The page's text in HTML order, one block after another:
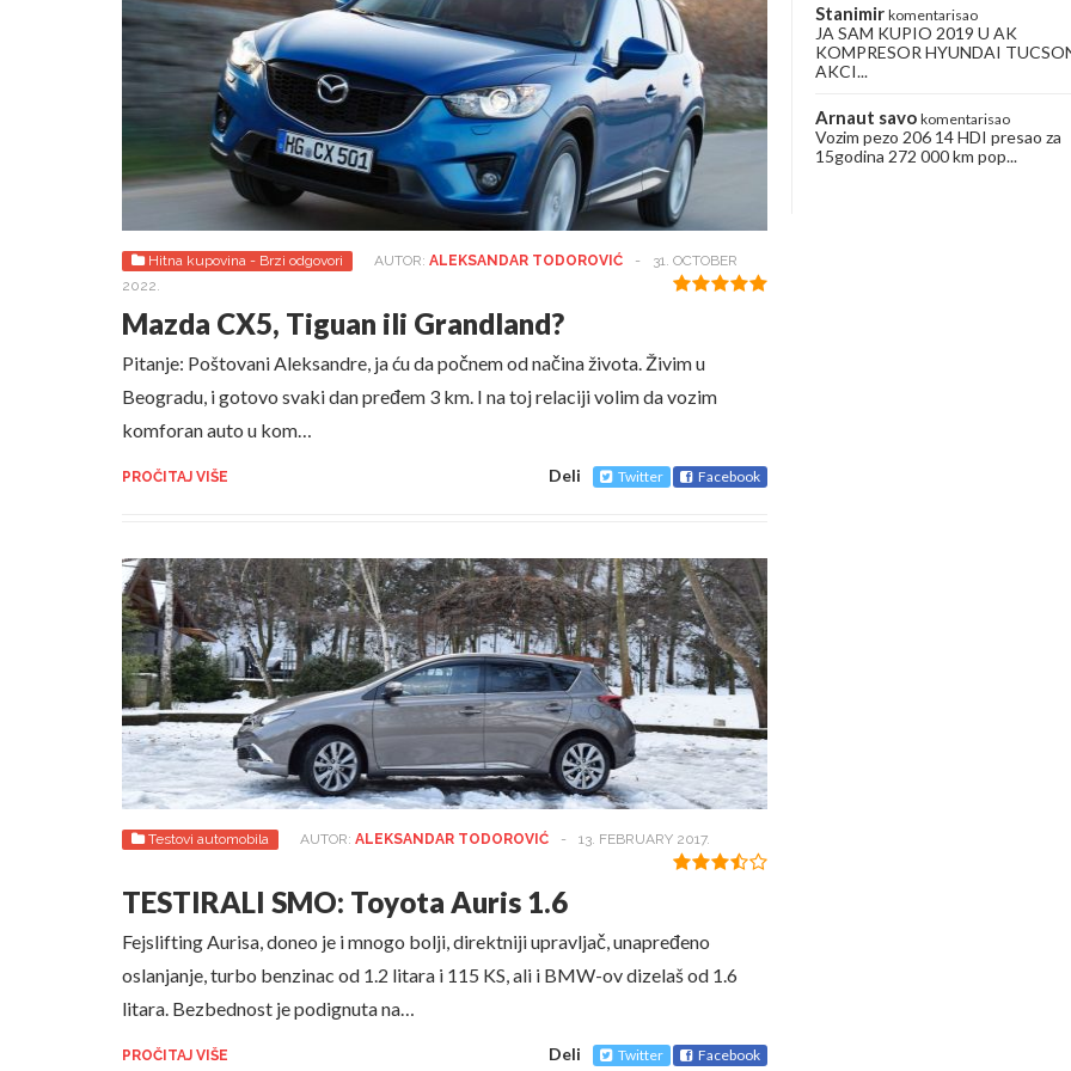
Hitna kupovina - Brzi odgovori AUTOR: ALEKSANDAR TODOROVIĆ -
31. OCTOBER
2022.
Mazda CX5, Tiguan ili Grandland?
Pitanje: Poštovani Aleksandre, ja ću da počnem od načina života. Živim u
Beogradu, i gotovo svaki dan pređem 3 km. I na toj relaciji volim da vozim
komforan auto u kom…
PROČITAJ VIŠE Deli Twitter Facebook
Testovi automobila AUTOR: ALEKSANDAR TODOROVIĆ - 13. FEBRUARY 2017.
TESTIRALI SMO: Toyota Auris 1.6
Fejslifting Aurisa, doneo je i mnogo bolji, direktniji upravljač, unapređeno
oslanjanje, turbo benzinac od 1.2 litara i 115 KS, ali i BMW-ov dizelaš od 1.6
litara. Bezbednost je podignuta na…
PROČITAJ VIŠE Deli Twitter Facebook
Stanimir komentarisao
JA SAM KUPIO 2019 U AK
KOMPRESOR HYUNDAI
AKCI...
Arnaut savo komentarisao
Vozim pezo 206 14 HDI presao za
15godina 272 000 km pop...